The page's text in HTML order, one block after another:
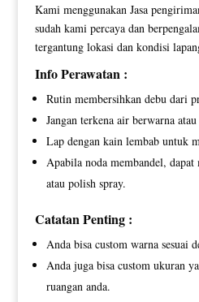
Kami menggunakan Jasa
sudah kami percaya dan
tergantung lokasi dan kondisi
Info Perawatan :
Rutin membersihkan debu dari
Jangan terkena air berwarna
Lap dengan kain lembab untuk
Apabila noda membandel,
atau polish spray.
Catatan Penting :
Anda bisa custom warna sesuai
Anda juga bisa custom ukuran
ruangan anda.